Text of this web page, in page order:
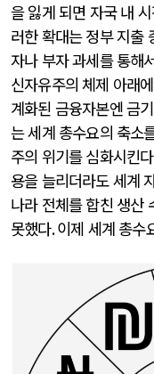
을 잃게 되면 자국 내
러한 확대는 정부 지출
자나 부자 과세를 통해
신자유주의 체제 아래
계화된 금융자본엔 금
는 세계 총수요의 축소
주의 위기를 심화시킨다
용을 늘리더라도 세계
나라 전체를 합친 생산
못했다.이제 세계 총수